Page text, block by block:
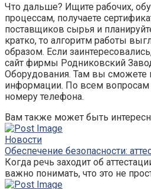
Что дальше? Ищите рабочих,
процессам, получаете
поставщиков сырья и
кратко, то алгоритм работы
образом. Если
сайт фирмы Родниковский
Оборудования. Там вы сможете
информации. По всем вопросам
номеру телефона.
Вам также может быть
Новости
Обеспечение безопасности:
Когда речь заходит об
важно понимать, что это не